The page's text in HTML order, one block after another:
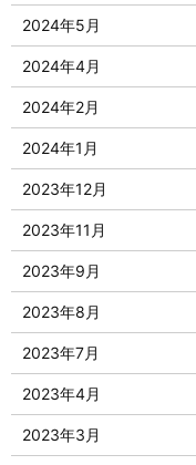
2024年5月
2024年4月
2024年2月
2024年1月
2023年12月
2023年11月
2023年9月
2023年8月
2023年7月
2023年4月
2023年3月